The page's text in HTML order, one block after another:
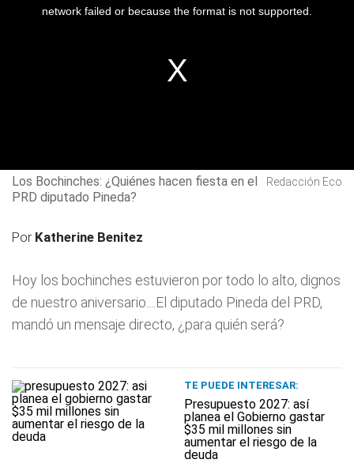
network failed or because the format is not supported.
Los Bochinches: ¿Quiénes hacen fiesta en el
PRD diputado Pineda?
Redacción Eco
Por Katherine Benitez
Hoy los bochinches estuvieron por todo lo alto, dignos
de nuestro aniversario....El diputado Pineda del PRD,
mandó un mensaje directo, ¿para quién será?
TE PUEDE INTERESAR:
Presupuesto 2027: así
planea el Gobierno gastar
$35 mil millones sin
aumentar el riesgo de la
deuda